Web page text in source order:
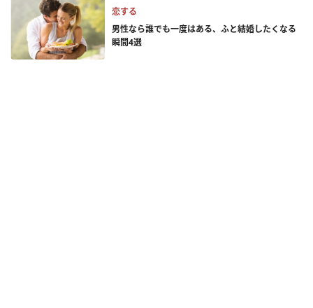
恋する
男性なら誰でも一度はある、ふと結婚したくなる
瞬間4選